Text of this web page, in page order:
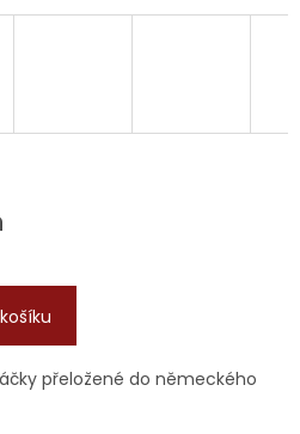
přeložené do německého